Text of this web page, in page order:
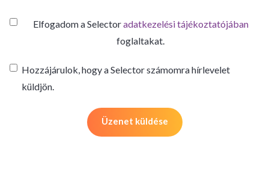
Elfogadom a Selectoradatkezelési tájékoztatójában
foglaltakat.
Hozzájárulok, hogy a Selector számomra hírlevelet
küldjön.